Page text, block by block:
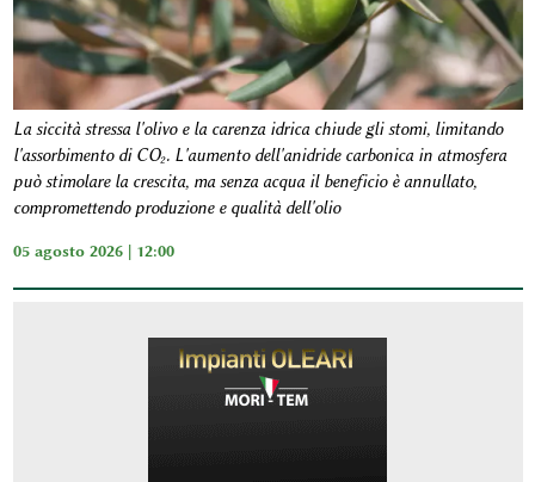
La siccità stressa l'olivo e la carenza idrica chiude gli stomi, limitando
l'assorbimento di CO₂. L'aumento dell'anidride carbonica in atmosfera
può stimolare la crescita, ma senza acqua il beneficio è annullato,
compromettendo produzione e qualità dell'olio
05 agosto 2026 | 12:00